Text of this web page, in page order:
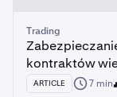
Trading
kontraktów
ARTICLE 7 min